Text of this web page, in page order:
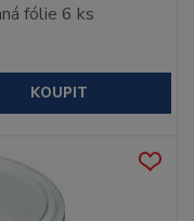
fólie 6 ks
KOUPIT